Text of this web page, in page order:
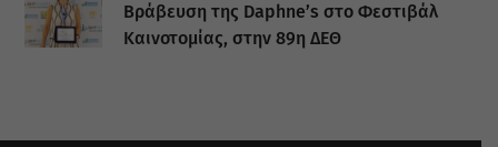
Βράβευση της Daphne’s στο Φεστιβάλ
Καινοτομίας, στην 89η ΔΕΘ